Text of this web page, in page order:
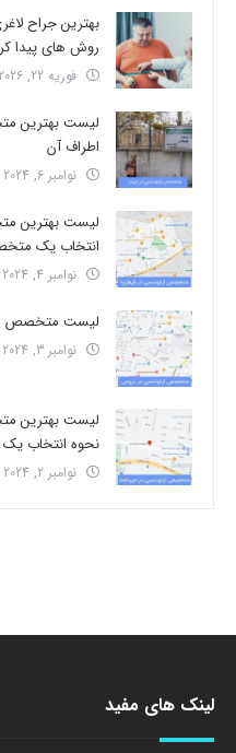
روش های پیدا
فوریه 22, 2026
لیست بهترین
اطراف آن
نوامبر 6, 2024
لیست بهترین
انتخاب یک
نوامبر 4, 2024
لیست متخصص
نوامبر 3, 2024
لیست بهترین
نحوه انتخاب
نوامبر 2, 2024
لینک های مفید